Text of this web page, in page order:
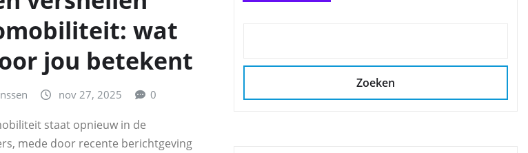
wat
jou betekent
nov 27, 2025 0
staat opnieuw in de
mede door recente berichtgeving
Zoeken